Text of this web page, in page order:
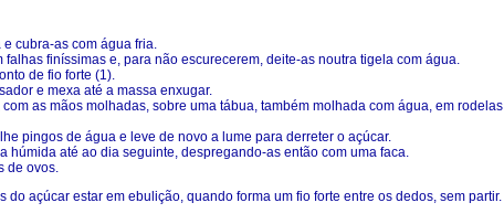
cubra-as com água fria.
finíssimas e, para não escurecerem, deite-as noutra tigela com água.
de fio forte (1).
e mexa até a massa enxugar.
as mãos molhadas, sobre uma tábua, também molhada com água, em rodelas
pingos de água e leve de novo a lume para derreter o açúcar.
húmida até ao dia seguinte, despregando-as então com uma faca.
de ovos.
açúcar estar em ebulição, quando forma um fio forte entre os dedos, sem partir.